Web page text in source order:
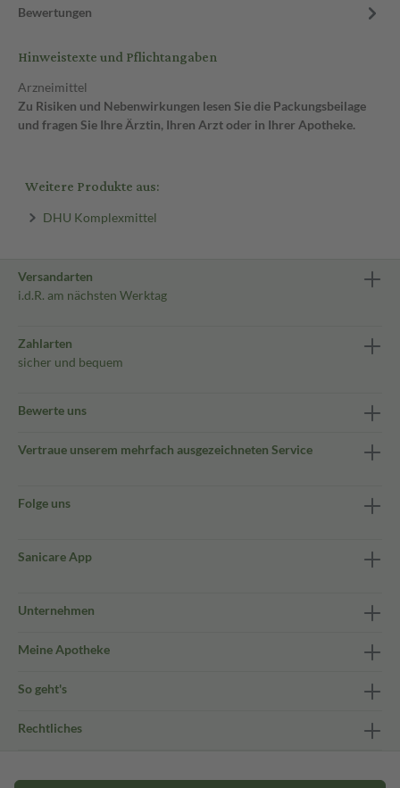
Bewertungen
Hinweistexte und Pflichtangaben
Arzneimittel
Zu Risiken und Nebenwirkungen lesen Sie die Packungsbeilage
und fragen Sie Ihre Ärztin, Ihren Arzt oder in Ihrer Apotheke.
Weitere Produkte aus:
DHU Komplexmittel
Versandarten
i.d.R. am nächsten Werktag
Zahlarten
sicher und bequem
Bewerte uns
Vertraue unserem mehrfach ausgezeichneten Service
Folge uns
Sanicare App
Unternehmen
Meine Apotheke
So geht's
Rechtliches